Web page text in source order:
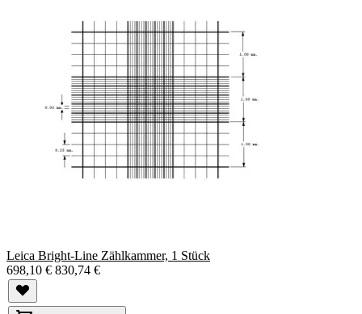
Leica Bright-Line Zählkammer, 1 Stück
698,10 € 830,74 €